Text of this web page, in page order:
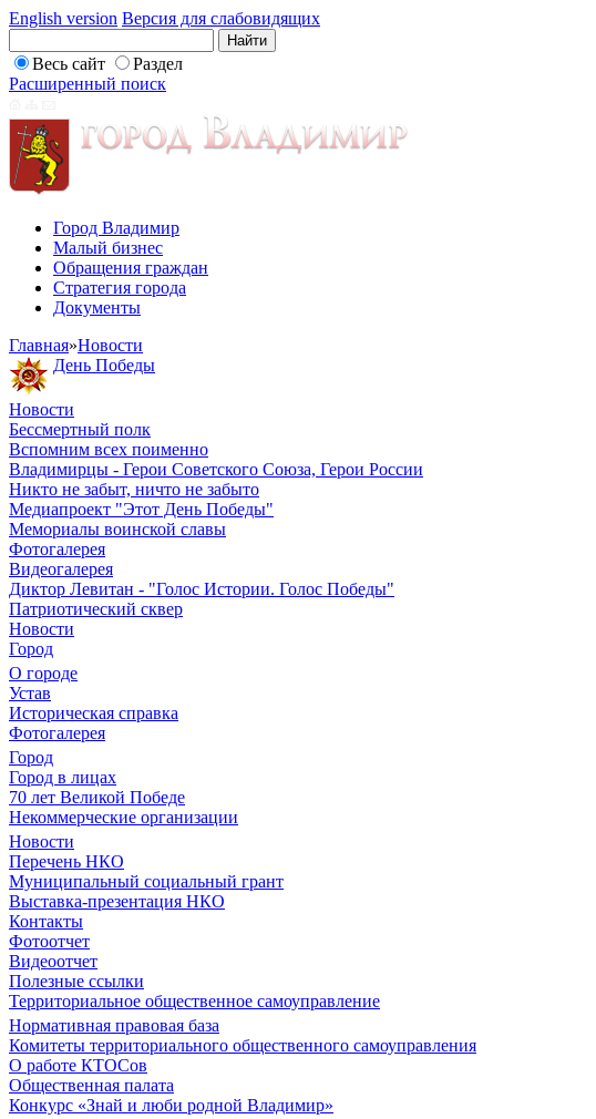
English version Версия для слабовидящих
Весь сайт
Раздел
Расширенный поиск
Город Владимир
Малый бизнес
Обращения граждан
Стратегия города
Документы
Главная»Новости
День Победы
Новости
Бессмертный полк
Вспомним всех поименно
Владимирцы - Герои Советского Союза, Герои России
Никто не забыт, ничто не забыто
Медиапроект "Этот День Победы"
Мемориалы воинской славы
Фотогалерея
Видеогалерея
Диктор Левитан - "Голос Истории. Голос Победы"
Патриотический сквер
Новости
Город
О городе
Устав
Историческая справка
Фотогалерея
Город
Город в лицах
70 лет Великой Победе
Некоммерческие организации
Новости
Перечень НКО
Муниципальный социальный грант
Выставка-презентация НКО
Контакты
Фотоотчет
Видеоотчет
Полезные ссылки
Территориальное общественное самоуправление
Нормативная правовая база
Комитеты территориального общественного самоуправления
О работе КТОСов
Общественная палата
Конкурс «Знай и люби родной Владимир»